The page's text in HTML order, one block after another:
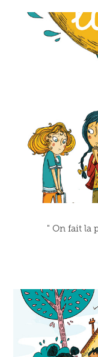
" On fait la